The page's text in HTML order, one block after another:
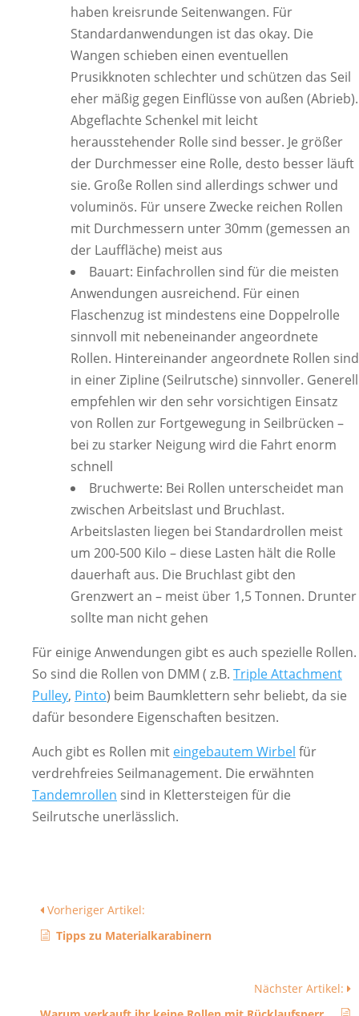
haben kreisrunde Seitenwangen. Für
Standardanwendungen ist das okay. Die
Wangen schieben einen eventuellen
Prusikknoten schlechter und schützen das Seil
eher mäßig gegen Einflüsse von außen (Abrieb).
Abgeflachte Schenkel mit leicht
herausstehender Rolle sind besser. Je größer
der Durchmesser eine Rolle, desto besser läuft
sie. Große Rollen sind allerdings schwer und
voluminös. Für unsere Zwecke reichen Rollen
mit Durchmessern unter 30mm (gemessen an
der Lauffläche) meist aus
Bauart: Einfachrollen sind für die meisten
Anwendungen ausreichend. Für einen
Flaschenzug ist mindestens eine Doppelrolle
sinnvoll mit nebeneinander angeordnete
Rollen. Hintereinander angeordnete Rollen sind
in einer Zipline (Seilrutsche) sinnvoller. Generell
empfehlen wir den sehr vorsichtigen Einsatz
von Rollen zur Fortgewegung in Seilbrücken –
bei zu starker Neigung wird die Fahrt enorm
schnell
Bruchwerte: Bei Rollen unterscheidet man
zwischen Arbeitslast und Bruchlast.
Arbeitslasten liegen bei Standardrollen meist
um 200-500 Kilo – diese Lasten hält die Rolle
dauerhaft aus. Die Bruchlast gibt den
Grenzwert an – meist über 1,5 Tonnen. Drunter
sollte man nicht gehen
Für einige Anwendungen gibt es auch spezielle Rollen.
So sind die Rollen von DMM ( z.B. Triple Attachment
Pulley, Pinto) beim Baumklettern sehr beliebt, da sie
dafür besondere Eigenschaften besitzen.
Auch gibt es Rollen mit eingebautem Wirbel für
verdrehfreies Seilmanagement. Die erwähnten
Tandemrollen sind in Klettersteigen für die
Seilrutsche unerlässlich.
Vorheriger Artikel:
Tipps zu Materialkarabinern
Nächster Artikel: